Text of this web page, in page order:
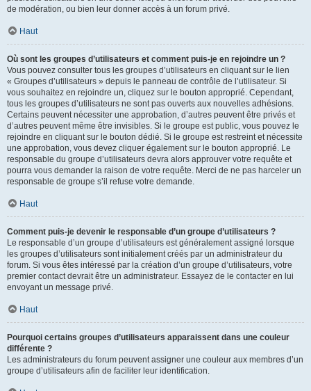
de modération, ou bien leur donner accès à un forum privé.
Haut
Où sont les groupes d’utilisateurs et comment puis-je en rejoindre un ?
Vous pouvez consulter tous les groupes d’utilisateurs en cliquant sur le lien
« Groupes d’utilisateurs » depuis le panneau de contrôle de l’utilisateur. Si
vous souhaitez en rejoindre un, cliquez sur le bouton approprié. Cependant,
tous les groupes d’utilisateurs ne sont pas ouverts aux nouvelles adhésions.
Certains peuvent nécessiter une approbation, d’autres peuvent être privés et
d’autres peuvent même être invisibles. Si le groupe est public, vous pouvez le
rejoindre en cliquant sur le bouton dédié. Si le groupe est restreint et nécessite
une approbation, vous devez cliquer également sur le bouton approprié. Le
responsable du groupe d’utilisateurs devra alors approuver votre requête et
pourra vous demander la raison de votre requête. Merci de ne pas harceler un
responsable de groupe s’il refuse votre demande.
Haut
Comment puis-je devenir le responsable d’un groupe d’utilisateurs ?
Le responsable d’un groupe d’utilisateurs est généralement assigné lorsque
les groupes d’utilisateurs sont initialement créés par un administrateur du
forum. Si vous êtes intéressé par la création d’un groupe d’utilisateurs, votre
premier contact devrait être un administrateur. Essayez de le contacter en lui
envoyant un message privé.
Haut
Pourquoi certains groupes d’utilisateurs apparaissent dans une couleur
différente ?
Les administrateurs du forum peuvent assigner une couleur aux membres d’un
groupe d’utilisateurs afin de faciliter leur identification.